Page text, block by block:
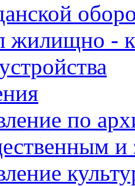
жилищно -
по
и